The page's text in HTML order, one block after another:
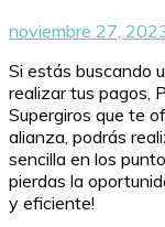
noviembre 27,
Si estás buscando
realizar tus pagos,
Supergiros que te
alianza, podrás
sencilla en los
pierdas la
y eficiente!